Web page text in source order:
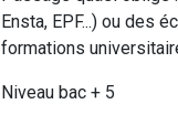
Ensta, EPF...) ou des
formations
Niveau bac + 5